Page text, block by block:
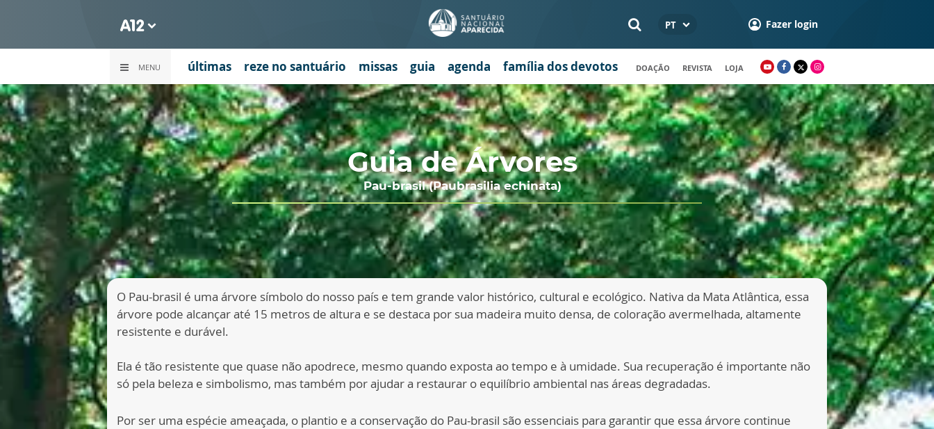
PT Fazer login
MENU últimas reze no santuário missas guia agenda família dos devotos DOAÇÃO REVISTA LOJA
Guia de Árvores
Pau-brasil (Paubrasilia echinata)
O Pau-brasil é uma árvore símbolo do nosso país e tem grande valor histórico, cultural e ecológico. Nativa da Mata Atlântica, essa
árvore pode alcançar até 15 metros de altura e se destaca por sua madeira muito densa, de coloração avermelhada, altamente
resistente e durável.
Ela é tão resistente que quase não apodrece, mesmo quando exposta ao tempo e à umidade. Sua recuperação é importante não
só pela beleza e simbolismo, mas também por ajudar a restaurar o equilíbrio ambiental nas áreas degradadas.
Por ser uma espécie ameaçada, o plantio e a conservação do Pau-brasil são essenciais para garantir que essa árvore continue